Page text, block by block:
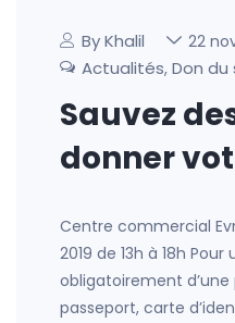
By Khalil 22
Actualités, Don du
Sauvez
donner
Centre commercial
2019 de 13h à 18h Pour
obligatoirement d’une
passeport, carte